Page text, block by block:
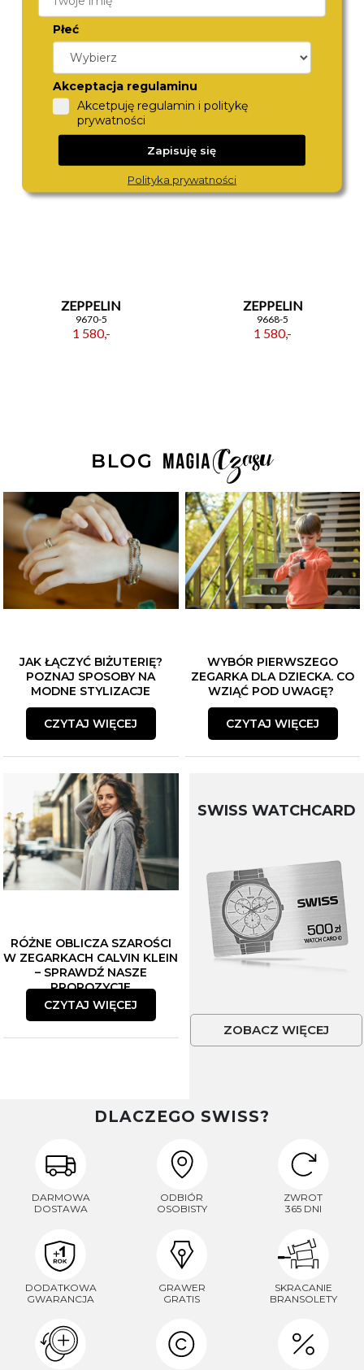
ZEPPELIN
8662-5
1 580,-
ZEPPELIN
8056-5
ZEPPELIN
9670-5
1 580,-
ZEPPELIN
9668-5
1 580,-
JAK ŁĄCZYĆ BIŻUTERIĘ?
POZNAJ SPOSOBY NA
MODNE STYLIZACJE
CZYTAJ WIĘCEJ
WYBÓR PIERWSZEGO
ZEGARKA DLA DZIECKA. CO
WZIĄĆ POD UWAGĘ?
CZYTAJ WIĘCEJ
RÓŻNE OBLICZA SZAROŚCI
W ZEGARKACH CALVIN KLEIN
– SPRAWDŹ NASZE
PROPOZYCJE
CZYTAJ WIĘCEJ
SWISS WATCHCARD
ZOBACZ WIĘCEJ
DLACZEGO SWISS?
DARMOWA
DOSTAWA
ODBIÓR
OSOBISTY
ZWROT
365 DNI
DODATKOWA
GWARANCJA
GRAWER
GRATIS
SKRACANIE
BRANSOLETY
Płeć
Akceptacja regulaminu
Akcetpuję regulamin i politykę
prywatności
Zapisuję się
Polityka prywatności